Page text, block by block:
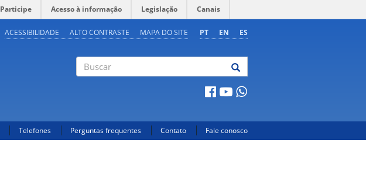
Participe Acesso à informação Legislação Canais
PT EN ES
ACESSIBILIDADE ALTO CONTRASTE MAPA DO SITE
Telefones Perguntas frequentes Contato Fale conosco